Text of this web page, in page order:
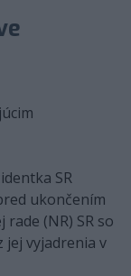
SR
ukončením
(NR) SR so
jej vyjadrenia v